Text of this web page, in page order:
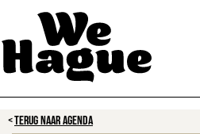
TERUG NAAR AGENDA